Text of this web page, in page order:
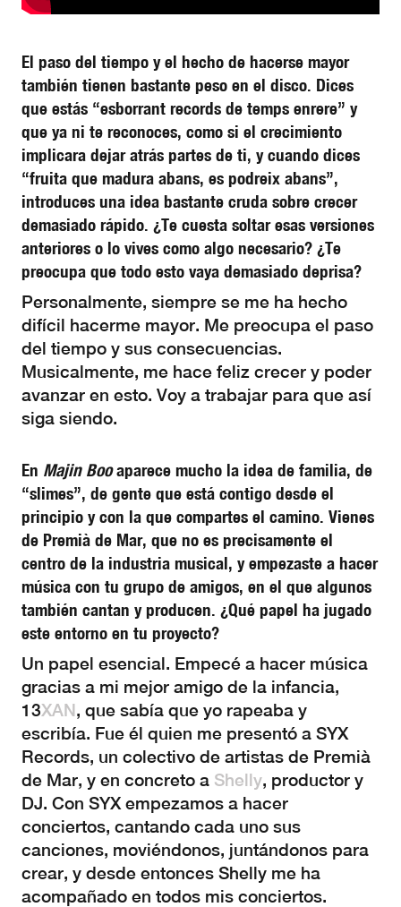
El paso del tiempo y el hecho de hacerse mayor
también tienen bastante peso en el disco. Dices
que estás “esborrant records de temps enrere” y
que ya ni te reconoces, como si el crecimiento
implicara dejar atrás partes de ti, y cuando dices
“fruita que madura abans, es podreix abans”,
introduces una idea bastante cruda sobre crecer
demasiado rápido. ¿Te cuesta soltar esas versiones
anteriores o lo vives como algo necesario? ¿Te
preocupa que todo esto vaya demasiado deprisa?
Personalmente, siempre se me ha hecho
difícil hacerme mayor. Me preocupa el paso
del tiempo y sus consecuencias.
Musicalmente, me hace feliz crecer y poder
avanzar en esto. Voy a trabajar para que así
siga siendo.
En Majin Booaparece mucho la idea de familia, de
“slimes”, de gente que está contigo desde el
principio y con la que compartes el camino. Vienes
de Premià de Mar, que no es precisamente el
centro de la industria musical, y empezaste a hacer
música con tu grupo de amigos, en el que algunos
también cantan y producen. ¿Qué papel ha jugado
este entorno en tu proyecto?
Un papel esencial. Empecé a hacer música
gracias a mi mejor amigo de la infancia,
13XAN, que sabía que yo rapeaba y
escribía. Fue él quien me presentó a SYX
Records, un colectivo de artistas de Premià
de Mar, y en concreto a Shelly, productor y
DJ. Con SYX empezamos a hacer
conciertos, cantando cada uno sus
canciones, moviéndonos, juntándonos para
crear, y desde entonces Shelly me ha
acompañado en todos mis conciertos.